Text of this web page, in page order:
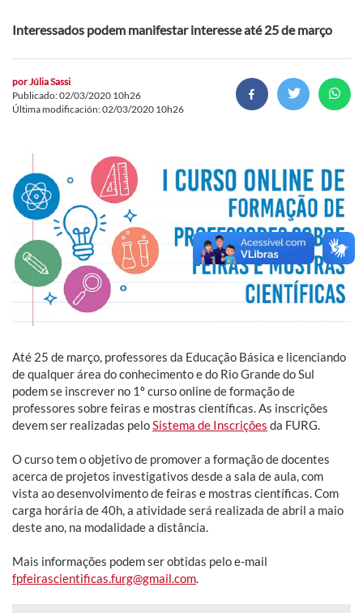
Interessados podem manifestar interesse até 25 de março
porJúlia Sassi
Publicado: 02/03/2020 10h26
Última modificación: 02/03/2020 10h26
Até 25 de março, professores da Educação Básica e licenciando
de qualquer área do conhecimento e do Rio Grande do Sul
podem se inscrever no 1º curso online de formação de
professores sobre feiras e mostras científicas. As inscrições
devem ser realizadas peloSistema de Inscrições da FURG.
O curso tem o objetivo de promover a formação de docentes
acerca de projetos investigativos desde a sala de aula, com
vista ao desenvolvimento de feiras e mostras científicas. Com
carga horária de 40h, a atividade será realizada de abril a maio
deste ano, na modalidade a distância.
Mais informações podem ser obtidas pelo e-mail
fpfeirascientificas.furg@gmail.com.